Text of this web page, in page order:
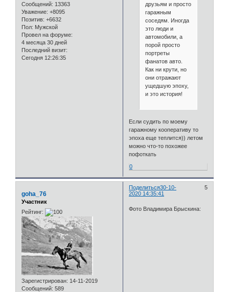
Сообщений: 13363
Уважение: +8095
Позитив: +6632
Пол: Мужской
Провел на форуме:
4 месяца 30 дней
Последний визит:
Сегодня 12:26:35
друзьям и просто
гаражным
соседям. Иногда
это люди и
автомобили, а
порой просто
портреты
фанатов авто.
Как ни крути, но
они отражают
ущедшую эпоху,
и это история!
Если судить по моему
гаражному кооперативу то
эпоха еще теплится)) летом
можно что-то похожее
пофоткать
0
Поделиться 5
30-10-
2020 14:35:41
goha_76
Участник
Рейтинг:
Зарегистрирован: 14-11-2019
Сообщений: 589
Фото Владимира Брыскина: